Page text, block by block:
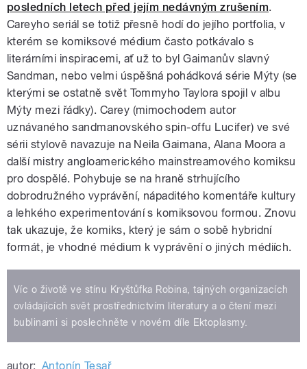
posledních letech před jejím nedávným zrušením.
Careyho seriál se totiž přesně hodí do jejího portfolia, v
kterém se komiksové médium často potkávalo s
literárními inspiracemi, ať už to byl Gaimanův slavný
Sandman, nebo velmi úspěšná pohádková série Mýty (se
kterými se ostatně svět Tommyho Taylora spojil v albu
Mýty mezi řádky). Carey (mimochodem autor
uznávaného sandmanovského spin-offu Lucifer) ve své
sérii stylově navazuje na Neila Gaimana, Alana Moora a
další mistry angloamerického mainstreamového komiksu
pro dospělé. Pohybuje se na hraně strhujícího
dobrodružného vyprávění, nápaditého komentáře kultury
a lehkého experimentování s komiksovou formou. Znovu
tak ukazuje, že komiks, který je sám o sobě hybridní
formát, je vhodné médium k vyprávění o jiných médiích.
Víc o životě ve stínu Kryštůfka Robina, tajných organizacích
ovládajících svět prostřednictvím literatury a o čtení mezi
bublinami si poslechněte v novém díle Ektoplasmy.
autor: Antonín Tesař